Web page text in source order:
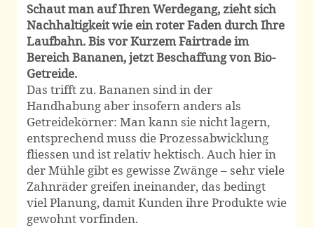
Schaut man auf Ihren Werdegang, zieht sich
Nachhaltig­keit wie ein roter Faden durch Ihre
Laufbahn. Bis vor Kurzem Fairtrade im
Bereich Bananen, jetzt Beschaffung von Bio-
Getreide.
Das trifft zu. Bananen sind in der
Handhabung aber insofern anders als
Getreide­körner: Man kann sie nicht lagern,
entsprechend muss die Prozess­abwicklung
fliessen und ist relativ hektisch. Auch hier in
der Mühle gibt es gewisse Zwänge – sehr viele
Zahn­räder greifen ineinander, das bedingt
viel Planung, damit Kunden ihre Produkte wie
gewohnt vorfinden.